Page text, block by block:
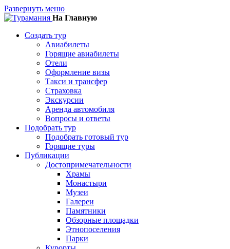
Развернуть меню
На Главную
Создать тур
Авиабилеты
Горящие авиабилеты
Отели
Оформление визы
Такси и трансфер
Страховка
Экскурсии
Аренда автомобиля
Вопросы и ответы
Подобрать тур
Подобрать готовый тур
Горящие туры
Публикации
Достопримечательности
Храмы
Монастыри
Музеи
Галереи
Памятники
Обзорные площадки
Этнопоселения
Парки